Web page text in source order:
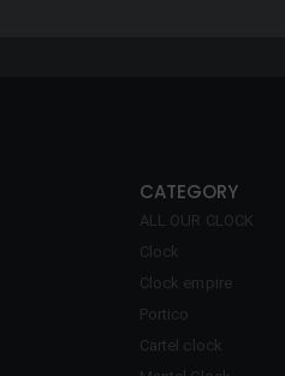
CATEGORY
ALL OUR CLOCK
Clock
Clock empire
Portico
Cartel clock